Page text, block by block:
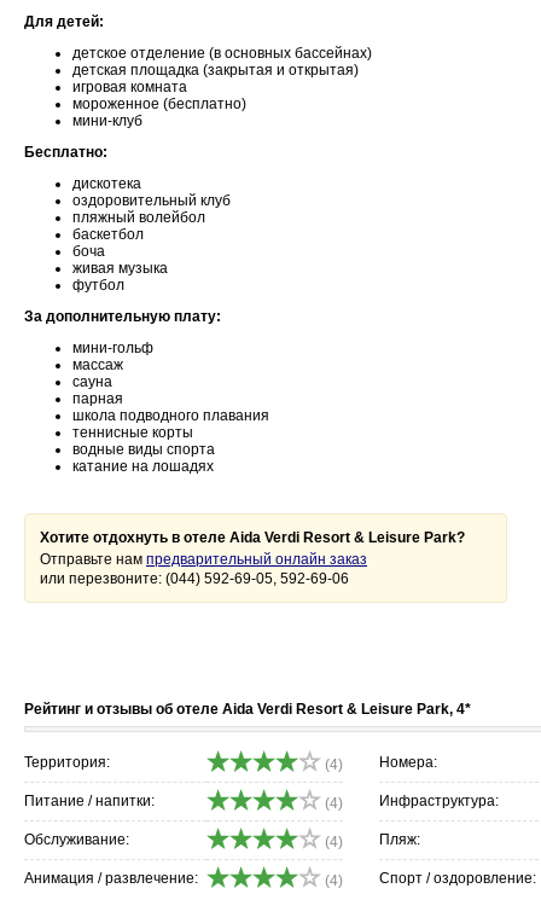
Для детей:
детское отделение (в основных бассейнах)
детская площадка (закрытая и открытая)
игровая комната
мороженное (бесплатно)
мини-клуб
Бесплатно:
дискотека
оздоровительный клуб
пляжный волейбол
баскетбол
боча
живая музыка
футбол
За дополнительную плату:
мини-гольф
массаж
сауна
парная
школа подводного плавания
теннисные корты
водные виды спорта
катание на лошадях
Хотите отдохнуть в отеле Aida Verdi Resort & Leisure Park?
Отправьте нам предварительный онлайн заказ
или перезвоните: (044) 592-69-05, 592-69-06
Рейтинг и отзывы об отеле Aida Verdi Resort & Leisure Park, 4*
Территория: (4) Номера:
Питание / напитки: (4) Инфраструктура:
Обслуживание: (4) Пляж:
Анимация / развлечение: (4) Спорт / оздоровление: